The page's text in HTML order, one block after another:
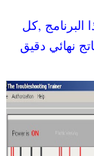
البرنامج ,كل
نهائي دقيق